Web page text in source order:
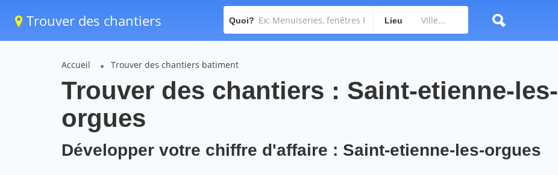
Trouver des chantiers Quoi? Lieu
Accueil Trouver des chantiers batiment
Trouver des chantiers : Saint-etienne-les-
orgues
Développer votre chiffre d'affaire : Saint-etienne-les-orgues